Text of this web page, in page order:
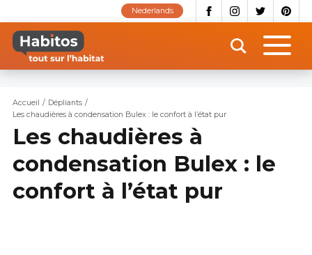
contenu
principal
Nederlands
Accueil
Dépliants
Les chaudières à condensation Bulex : le confort à l’état pur
Les chaudières à
condensation Bulex : le
confort à l’état pur